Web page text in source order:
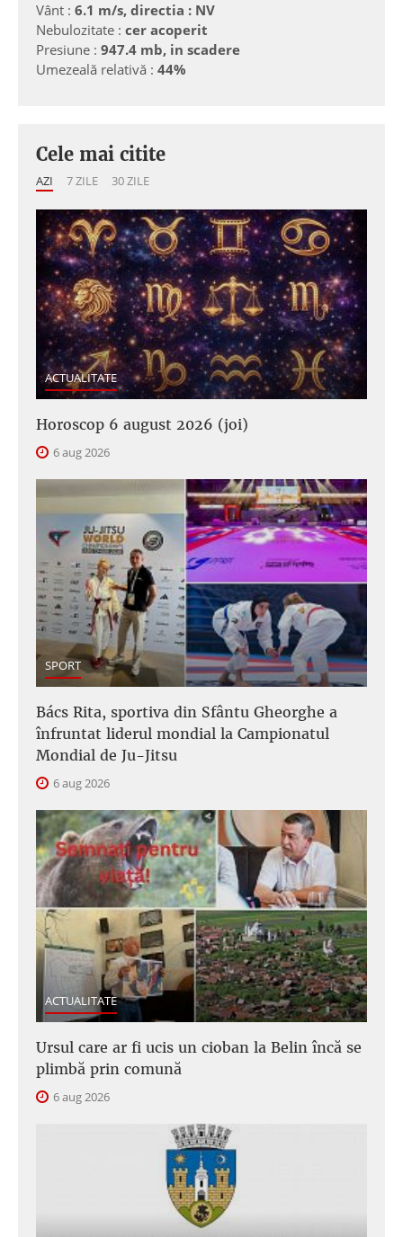
Vânt : 6.1 m/s, directia : NV
Nebulozitate : cer acoperit
Presiune : 947.4 mb, in scadere
Umezeală relativă : 44%
Cele mai citite
AZI 7 ZILE 30 ZILE
ACTUALITATE
Horoscop 6 august 2026 (joi)
6 aug 2026
SPORT
Bács Rita, sportiva din Sfântu Gheorghe a
înfruntat liderul mondial la Campionatul
Mondial de Ju-Jitsu
6 aug 2026
ACTUALITATE
Ursul care ar fi ucis un cioban la Belin încă se
plimbă prin comună
6 aug 2026